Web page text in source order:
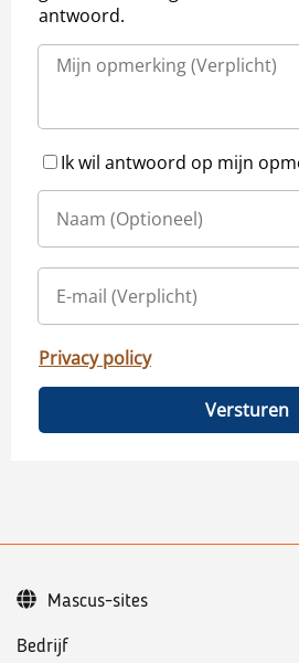
antwoord.
Ik wil antwoord op mijn
Privacy policy
Versturen
Bedrijf
Mascus-sites